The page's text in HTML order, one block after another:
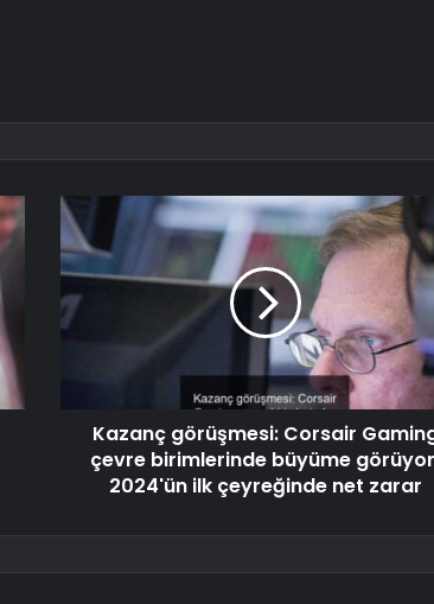
Kazanç görüşmesi: Corsair
çevre birimlerinde büyüme
2024'ün ilk çeyreğinde net zarar